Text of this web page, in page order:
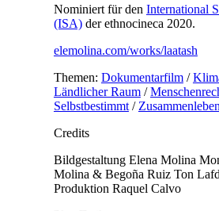
Nominiert für den International
(ISA)der ethnocineca 2020.
elemolina.com/works/laatash
Themen: Dokumentarfilm/
Ländlicher Raum/
Selbstbestimmt/ Zusammenleben
Credits
Bildgestaltung Elena Molina
Molina & Begoña Ruiz Ton
Produktion Raquel Calvo